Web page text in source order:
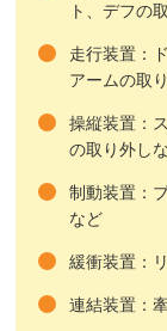
ト、デフの
走行装置：
アームの取
操縦装置：
の取り外し
制動装置：
など
緩衝装置：
連結装置：